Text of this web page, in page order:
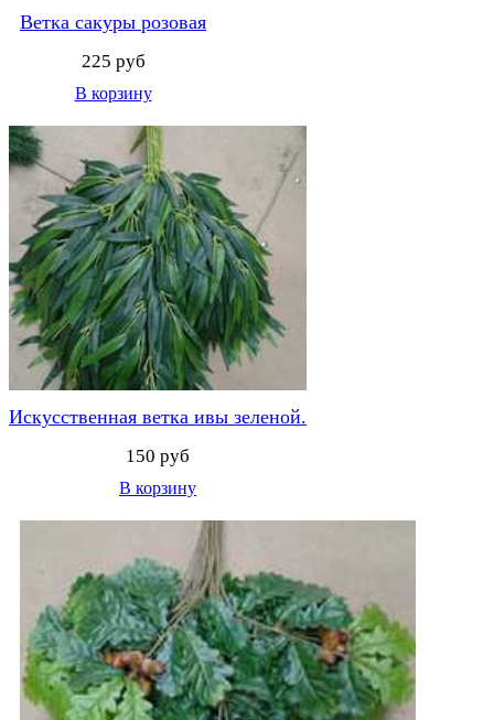
Ветка сакуры розовая
225 руб
В корзину
Искусственная ветка ивы зеленой.
150 руб
В корзину